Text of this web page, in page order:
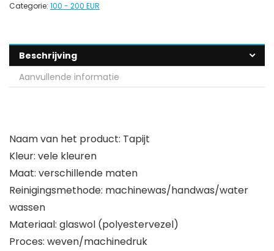
Categorie: 100 - 200 EUR
Beschrijving
Aanvullende informatie
Naam van het product: Tapijt
Kleur: vele kleuren
Maat: verschillende maten
Reinigingsmethode: machinewas/handwas/water
wassen
Materiaal: glaswol (polyestervezel)
Proces: weven/machinedruk